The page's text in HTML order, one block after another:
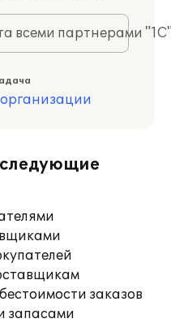
всеми партнерами
заказов
запасами